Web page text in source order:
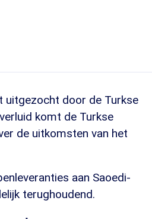
uitgezocht door de Turkse
komt de Turkse
de uitkomsten van het
aan Saoedi-
terughoudend.